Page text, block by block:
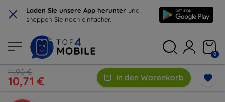
× Laden Sie unsere App herunter und
shoppen Sie noch einfacher.
0
11,90 €
10,71 € In den Warenkorb